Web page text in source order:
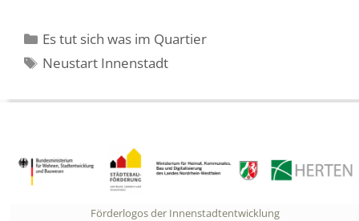
Kategorien
Es tut sich was im Quartier
Schlagwörter
Neustart Innenstadt
Förderlogos der Innenstadtentwicklung